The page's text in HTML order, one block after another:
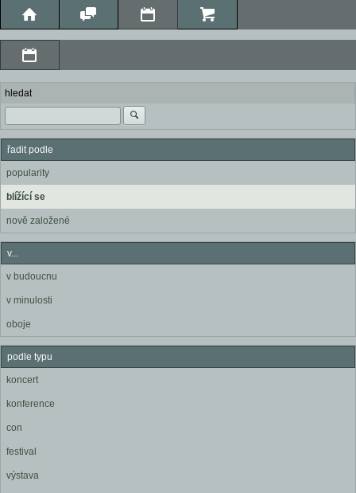
hledat
řadit podle
popularity
blížící se
nově založené
v...
v budoucnu
v minulosti
oboje
podle typu
koncert
konference
con
festival
výstava